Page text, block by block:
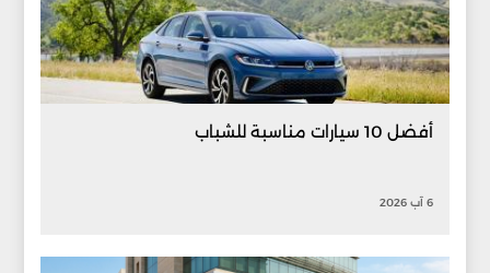
أفضل 10 سيارات مناسبة للشباب
6 آب 2026